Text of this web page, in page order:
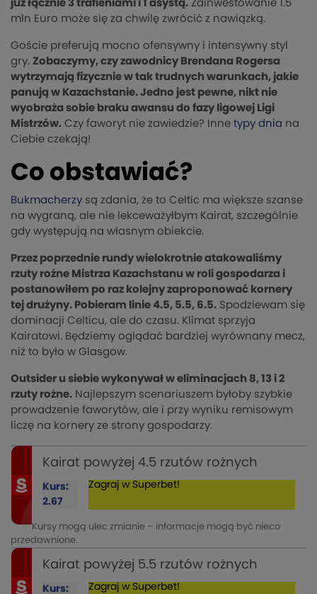
już łącznie 3 trafieniami i 1 asystą. Zainwestowanie 1.5
mln Euro może się za chwilę zwrócić z nawiązką.
Goście preferują mocno ofensywny i intensywny styl
gry. Zobaczymy, czy zawodnicy Brendana Rogersa
wytrzymają fizycznie w tak trudnych warunkach, jakie
panują w Kazachstanie. Jedno jest pewne, nikt nie
wyobraża sobie braku awansu do fazy ligowej Ligi
Mistrzów. Czy faworyt nie zawiedzie? Inne typy dnia na
Ciebie czekają!
Co obstawiać?
Bukmacherzy są zdania, że to Celtic ma większe szanse
na wygraną, ale nie lekceważyłbym Kairat, szczególnie
gdy występują na własnym obiekcie.
Przez poprzednie rundy wielokrotnie atakowaliśmy
rzuty rożne Mistrza Kazachstanu w roli gospodarza i
postanowiłem po raz kolejny zaproponować kornery
tej drużyny. Pobieram linie 4.5, 5.5, 6.5. Spodziewam się
dominacji Celticu, ale do czasu. Klimat sprzyja
Kairatowi. Będziemy oglądać bardziej wyrównany mecz,
niż to było w Glasgow.
Outsider u siebie wykonywał w eliminacjach 8, 13 i 2
rzuty rożne. Najlepszym scenariuszem byłoby szybkie
prowadzenie faworytów, ale i przy wyniku remisowym
liczę na kornery ze strony gospodarzy.
Kairat powyżej 4.5 rzutów rożnych
Kurs:
2.67
Zagraj w Superbet!
Kursy mogą ulec zmianie – informacje mogą być nieco
przedawnione.
Kairat powyżej 5.5 rzutów rożnych
Kurs:
Zagraj w Superbet!